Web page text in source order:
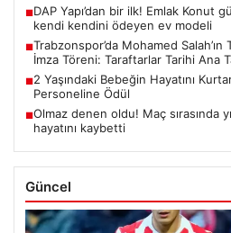
■DAP Yapı’dan bir ilk! Emlak Konut
kendi kendini ödeyen ev modeli
■Trabzonspor’da Mohamed
İmza Töreni: Taraftarlar Tarihi Ana
■2 Yaşındaki Bebeğin Hayatını
Personeline Ödül
■Olmaz denen oldu! Maç sırasında
hayatını kaybetti
Güncel